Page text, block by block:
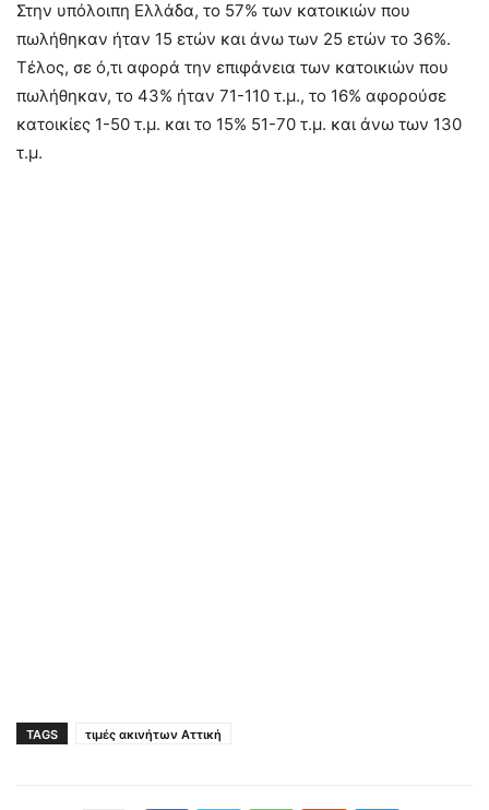
Στην υπόλοιπη Ελλάδα, το 57% των κατοικιών που
πωλήθηκαν ήταν 15 ετών και άνω των 25 ετών το 36%.
Τέλος, σε ό,τι αφορά την επιφάνεια των κατοικιών που
πωλήθηκαν, το 43% ήταν 71-110 τ.μ., το 16% αφορούσε
κατοικίες 1-50 τ.μ. και το 15% 51-70 τ.μ. και άνω των 130
τ.μ.
TAGS τιμές ακινήτων Αττική